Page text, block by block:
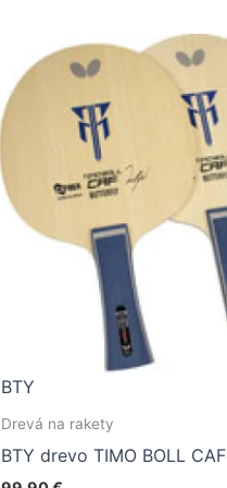
BTY
Drevá na rakety
BTY drevo TIMO BOLL CAF